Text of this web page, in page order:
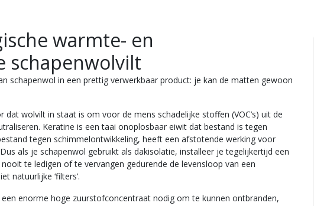
warmte- en
schapenwolvilt
schapenwol in een prettig verwerkbaar product: je kan de matten gewoon
dat wolvilt in staat is om voor de mens schadelijke stoffen (VOC’s) uit de
Keratine is een taai onoplosbaar eiwit dat bestand is tegen
tegen schimmelontwikkeling, heeft een afstotende werking voor
als je schapenwol gebruikt als dakisolatie, installeer je tegelijkertijd een
te ledigen of te vervangen gedurende de levensloop van een
natuurlijke ‘filters’.
enorme hoge zuurstofconcentraat nodig om te kunnen ontbranden,
stopwol Schapenwol vilt